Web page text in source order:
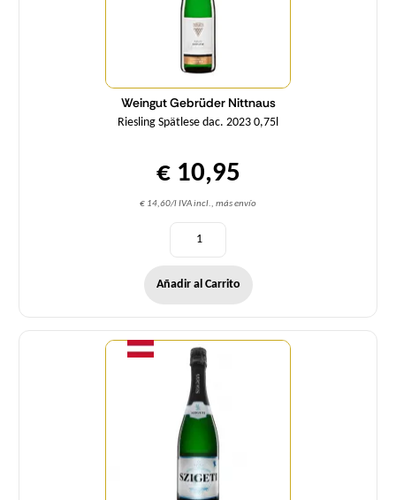
Weingut Gebrüder Nittnaus
Riesling Spätlese dac. 2023 0,75l
€ 10,95
€ 14,60/l IVA incl., más envío
Añadir al Carrito
Cantidad